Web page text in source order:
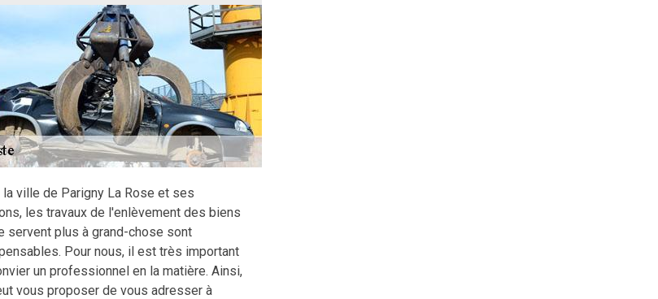
la ville de Parigny La Rose et ses
les travaux de l'enlèvement des biens
servent plus à grand-chose sont
Pour nous, il est très important
un professionnel en la matière. Ainsi,
vous proposer de vous adresser à